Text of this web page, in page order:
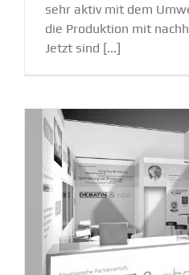
sehr aktiv mit dem
die Produktion mit
Jetzt sind [...]